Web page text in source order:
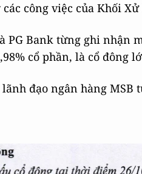
công việc của Khối
PG Bank từng ghi nhận
cổ phần, là cổ đông
đạo ngân hàng MSB